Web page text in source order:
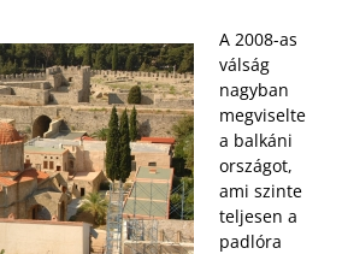
A 2008-as
válság
nagyban
megviselte
a balkáni
országot,
ami szinte
teljesen a
padlóra